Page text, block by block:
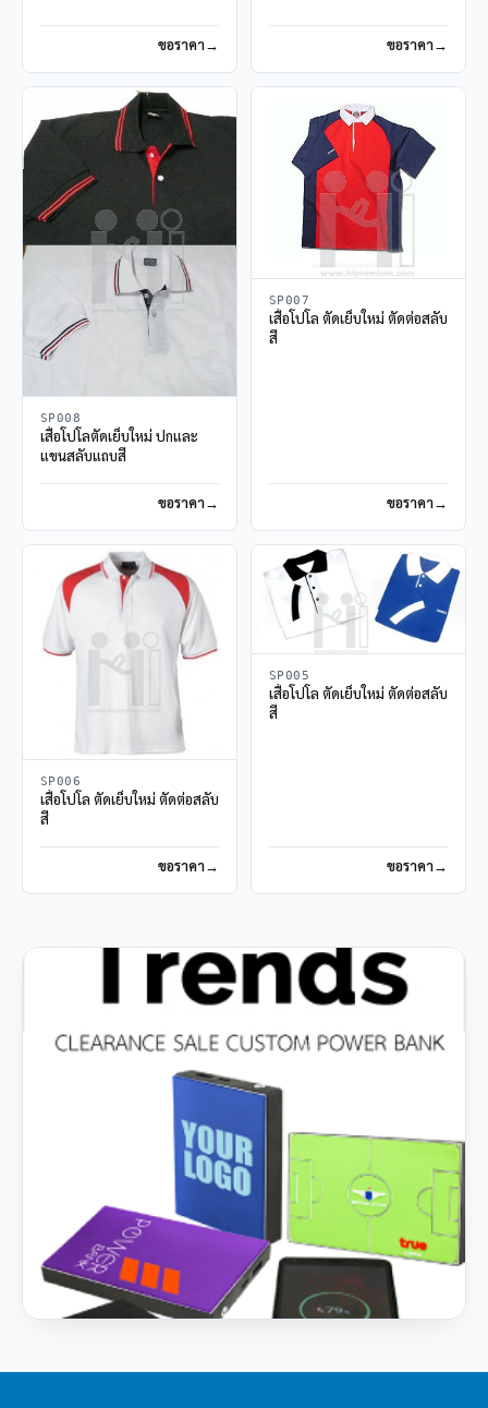
ขอราคา ขอราคา
SP008
เสื้อโปโลตัดเย็บใหม่ ปกและ
แขนสลับแถบสี
ขอราคา
SP007
เสื้อโปโล ตัดเย็บใหม่ ตัดต่อสลับ
สี
ขอราคา
SP006
เสื้อโปโล ตัดเย็บใหม่ ตัดต่อสลับ
สี
ขอราคา
SP005
เสื้อโปโล ตัดเย็บใหม่ ตัดต่อสลับ
สี
ขอราคา